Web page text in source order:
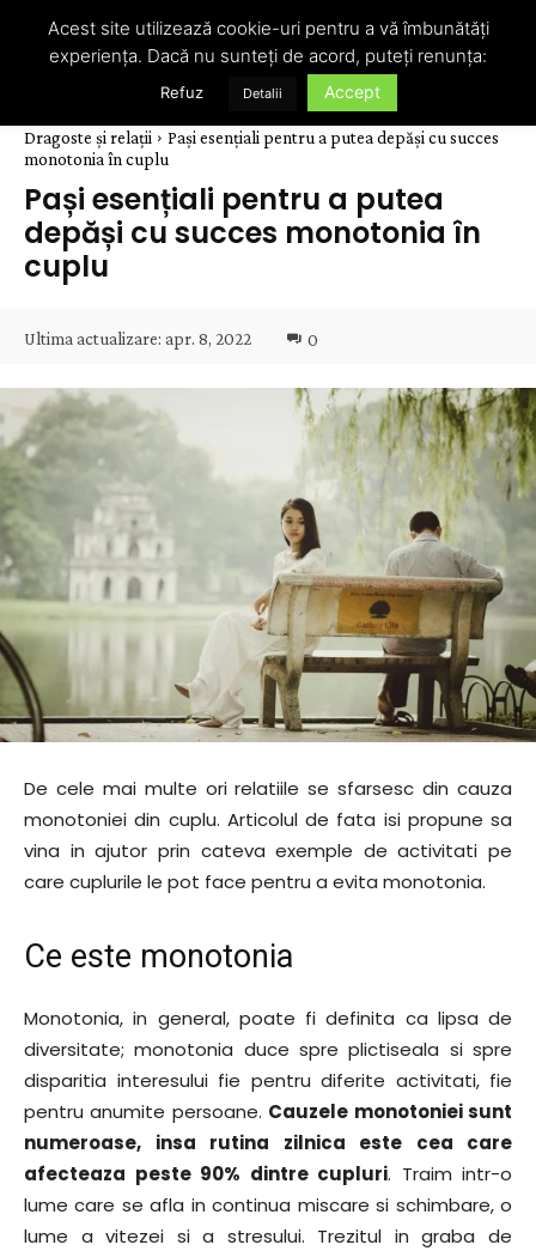
Dragoste și relații
Pași esențiali pentru a putea depăși cu succes
monotonia în cuplu
Pași esențiali pentru a putea
depăși cu succes monotonia în
cuplu
Ultima actualizare: apr. 8, 2022 0
De cele mai multe ori relatiile se sfarsesc din cauza
monotoniei din cuplu. Articolul de fata isi propune sa
vina in ajutor prin cateva exemple de activitati pe
care cuplurile le pot face pentru a evita monotonia.
Ce este monotonia
Monotonia, in general, poate fi definita ca lipsa de
diversitate; monotonia duce spre plictiseala si spre
disparitia interesului fie pentru diferite activitati, fie
pentru anumite persoane. Cauzele monotoniei sunt
numeroase, insa rutina zilnica este cea care
afecteaza peste 90% dintre cupluri. Traim intr-o
lume care se afla in continua miscare si schimbare, o
lume a vitezei si a stresului. Trezitul in graba de
Acest site utilizează cookie-uri pentru a vă îmbunătăți
experiența. Dacă nu sunteți de acord, puteți renunța:
Refuz Detalii Accept